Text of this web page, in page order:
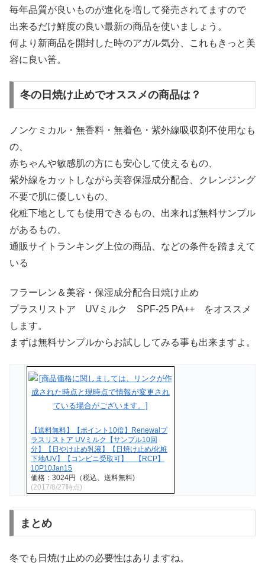
毎年品質が良いものが進化を増して発売されてますので
出来るだけ鮮度の良い最新の商品を使いましょう。
何より新商品を開封した時のアガル気分、これもきっと美
容に良い筈。
冬の日焼け止めでオススメの商品は？
ノンケミカル・無香料・無着色・紫外線吸収剤不使用なも
の、
赤ちゃんや敏感肌の方にも安心して使えるもの、
紫外線をカットしながら美容保湿成分配合、クレンジング
不要で肌に優しいもの、
化粧下地としても使用できるもの、出来れば無料サンプル
があるもの、
通販サイトランキング上位の商品、などの条件を踏まえて
いる
フラーレン＆美容・保湿成分配合日焼け止め
プラスリストア UVミルク SPF-25 PA++ をオススメ
します。
まずは無料サンプルからお試ししてみる事も出来ますよ。
【送料無料】【ポイント10倍】Renewalプ
ラスリストア UVミルク【サンプル10回
分】【日やけ止め乳液】【日焼け止め/化粧
下地/UV】【コンビニ受取可】 【RCP】
10P10Jan15
価格：3024円（税込、送料無料)
(2017/8/27時点)
まとめ
冬でも日焼け止めの必要性はありますね。